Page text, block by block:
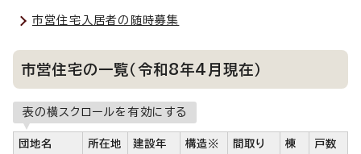
市営住宅入居者の随時募集
市営住宅の一覧（令和8年4月現在）
表の横スクロールを有効にする
団地名 所在地
建設年
構造※ 間取り
棟
戸数